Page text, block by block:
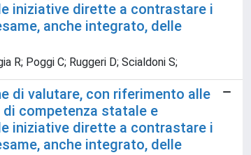
iniziative dirette a contrastare i
anche integrato, delle
R; Poggi C; Ruggeri D; Scialdoni S;
di valutare, con riferimento alle
competenza statale e
iniziative dirette a contrastare i
anche integrato, delle